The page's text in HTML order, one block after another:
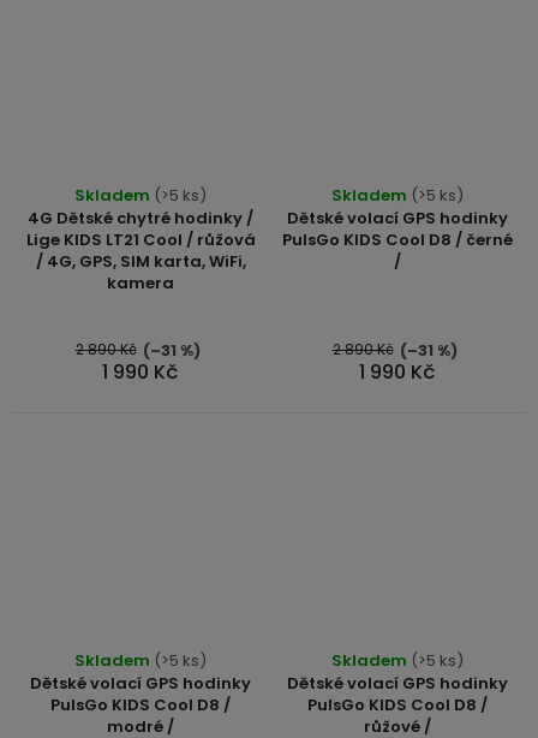
4G Dětské chytré hodinky /
Lige KIDS LT21 Cool / růžová
/ 4G, GPS, SIM karta, WiFi,
kamera
hodnocení
produktu
je
5,0
5
hvězdiček.
Skladem (>5 ks)
1 990 Kč
2 890 Kč (–31 %)
Dětské volací GPS hodinky
PulsGo KIDS Cool D8 / černé
/
Skladem (>5 ks)
1 990 Kč
2 890 Kč (–31 %)
Dětské volací GPS hodinky
PulsGo KIDS Cool D8 /
modré /
Skladem (>5 ks)
Dětské volací GPS hodinky
PulsGo KIDS Cool D8 /
růžové /
Skladem (>5 ks)